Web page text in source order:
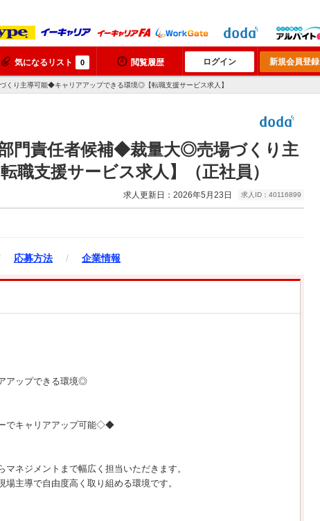
気になるリスト 0 閲覧履歴 ログイン 新規会員登録
り主導可能◆キャリアアップできる環境◎【転職支援サービス求人】
門責任者候補◆裁量大◎売場づくり主
支援サービス求人】（正社員）
求人更新日：2026年5月23日 求人ID：40116899
応募方法 / 企業情報
アップできる環境◎
でキャリアアップ可能◇◆
ネジメントまで幅広く担当いただきます。
主導で自由度高く取り組める環境です。